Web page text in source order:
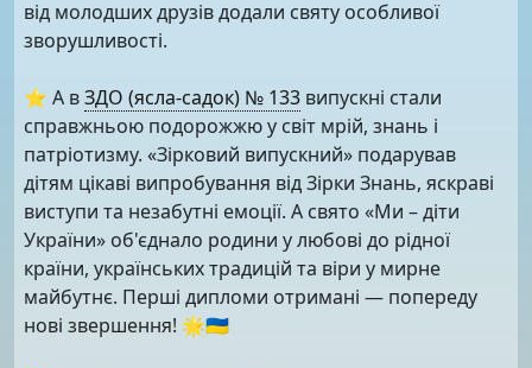
від молодших друзів додали святу особливої
зворушливості.
⭐️ А вЗДО (ясла-садок) № 133 випускні стали
справжньою подорожжю у світ мрій, знань і
патріотизму. «Зірковий випускний» подарував
дітям цікаві випробування від Зірки Знань, яскраві
виступи та незабутні емоції. А свято «Ми – діти
України» об'єднало родини у любові до рідної
країни, українських традицій та віри у мирне
майбутнє. Перші дипломи отримані — попереду
нові звершення! 🌟🇺🇦